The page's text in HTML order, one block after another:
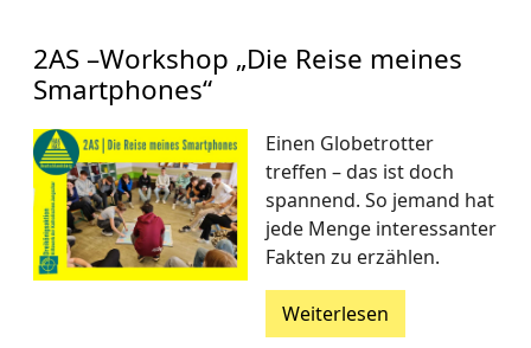
2AS –Workshop „Die Reise meines
Smartphones“
Einen Globetrotter
treffen – das ist doch
spannend. So jemand hat
jede Menge interessanter
Fakten zu erzählen.
Weiterlesen